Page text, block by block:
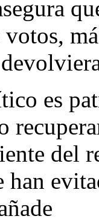
votos,
es
del
han